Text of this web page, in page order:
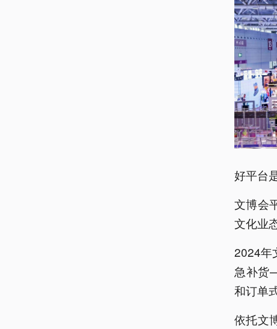
好平台
文博会
文化业
2024年
急补货
和订单
依托文